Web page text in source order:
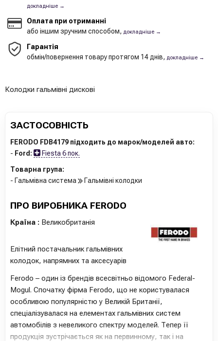
WVA номер
24283
Кількість гальмівних колодок
Товщина [мм]
17.1
Довжина упаковки
Висота упаковки [см]
EAN
4044197457618
докладніше →
Оплата при отриманні
або іншим зручним способом, докладніше →
Гарантія
обмін/повернення товару протягом 14 днів, докладніше →
Колодки гальмівні дискові
ЗАСТОСОВНІСТЬ
FERODO FDB4179 підходить до марок/моделей авто:
- Ford: Fiesta 6 пок.
Товарна група:
- Гальмівна система
Гальмівні колодки
ПРО ВИРОБНИКА FERODO
Країна : Великобританія
Елітний постачальник гальмівних
колодок, напрямних та аксесуарів
Ferodo – один із брендів всесвітньо відомого Federal-
Mogul. Спочатку фірма Ferodo, що не користувалася
особливою популярністю у Великій Британії,
спеціалізувалася на елементах гальмівних систем
автомобілів з невеликого спектру моделей. Тепер її
продукція зустрічається як на первинному, так і на